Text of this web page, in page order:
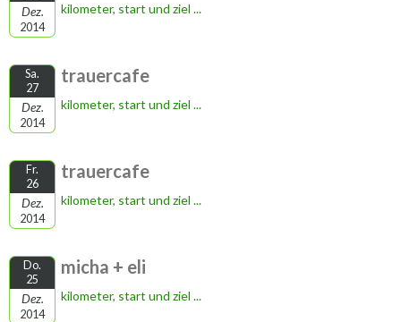
Dez.
2014
kilometer, start und ziel ...
Sa.
27
Dez.
2014
trauercafe
kilometer, start und ziel ...
Fr.
26
Dez.
2014
trauercafe
kilometer, start und ziel ...
Do.
25
Dez.
2014
micha + eli
kilometer, start und ziel ...